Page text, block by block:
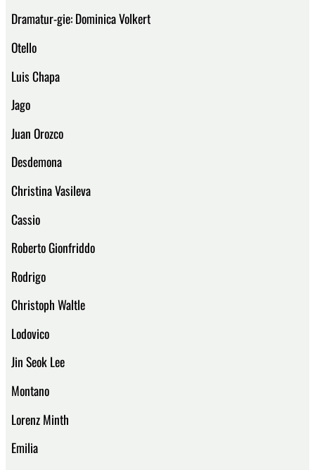
Dramatur-gie: Dominica Volkert
Otello
Luis Chapa
Jago
Juan Orozco
Desdemona
Christina Vasileva
Cassio
Roberto Gionfriddo
Rodrigo
Christoph Waltle
Lodovico
Jin Seok Lee
Montano
Lorenz Minth
Emilia